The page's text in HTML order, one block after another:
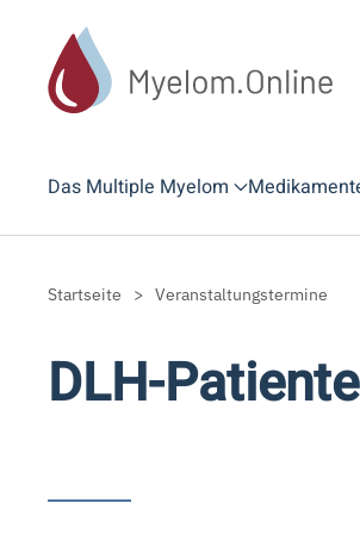
Zum Hauptinhalt springen
Das Multiple Myelom
Startseite Veranstaltungstermine
DLH-